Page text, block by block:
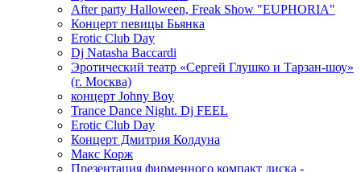
After party Halloween, Freak Show "EUPHORIA"
Концерт певицы Бьянка
Erotic Club Day
Dj Natasha Baccardi
Эротический театр «Сергей Глушко и Тарзан-шоу»
(г. Москва)
концерт Johny Boy
Trance Dance Night. Dj FEEL
Erotic Club Day
Концерт Дмитрия Колдуна
Макс Корж
Презентация фирменного компакт диска -